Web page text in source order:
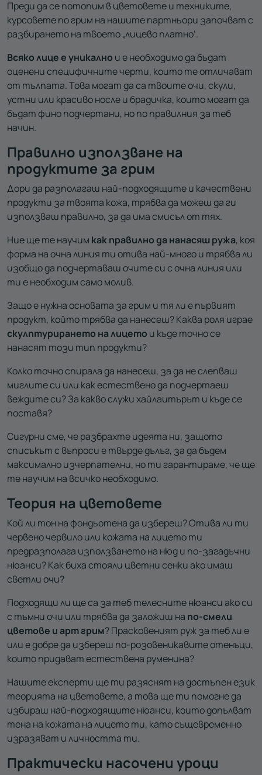
Преди да се потопим в цветовете и техниките,
курсовете по грим на нашите партньори започват с
разбирането на твоето „лицево платно‘.
Всяко лице е уникално и е необходимо да бъдат
оценени специфичните черти, които те отличават
от тълпата. Това могат да са твоите очи, скули,
устни или красиво носле и брадичка, които могат да
бъдат фино подчертани, но по правилния за теб
начин.
Правилно използване на
продуктите за грим
Дори да разполагаш най-подходящите и качествени
продукти за твоята кожа, трябва да можеш да ги
използваш правилно, за да има смисъл от тях.
Ние ще те научим как правилно да нанасяш ружа, коя
форма на очна линия ти отива най-много и трябва ли
изобщо да подчертаваш очите си с очна линия или
ти е необходим само молив.
Защо е нужна основата за грим и тя ли е първият
продукт, който трябва да нанесеш? Каква роля играе
скулптурирането на лицето и къде точно се
нанасят този тип продукти?
Колко точно спирала да нанесеш, за да не слепваш
миглите си или как естествено да подчертаеш
веждите си? За какво служи хайлаитърът и къде се
поставя?
Сигурни сме, че разбрахте идеята ни, защото
списъкът с въпроси е твърде дълъг, за да бъдем
максимално изчерпателни, но ти гарантираме, че ще
те научим на всичко необходимо.
Теория на цветовете
Кой ли тон на фондьотена да избереш? Отива ли ти
червено червило или кожата на лицето ти
предразполага използването на нюд и по-загадъчни
нюанси? Как биха стояли цветни сенки ако имаш
светли очи?
Подходящи ли ще са за теб телесните нюанси ако си
с тъмни очи или трябва да заложиш на по-смели
цветове и арт грим? Прасковеният руж за теб ли е
или е добре да избереш по-розовеникавите отенъци,
които придават естествена руменина?
Нашите експерти ще ти разяснят на достъпен език
теорията на цветовете, а това ще ти помогне да
избираш най-подходящите нюанси, които допълват
тена на кожата на лицето ти, като същевременно
изразяват и личността ти.
Практически насочени уроци